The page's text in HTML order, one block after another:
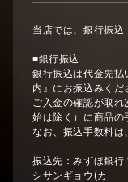
当店では、銀行振込
■銀行振込
銀行振込は代金先払
内』にお振込みくだ
ご入金の確認が取
始は除く）に商品の
なお、振込手数料は
振込先：みずほ銀
シサンギョウ(カ